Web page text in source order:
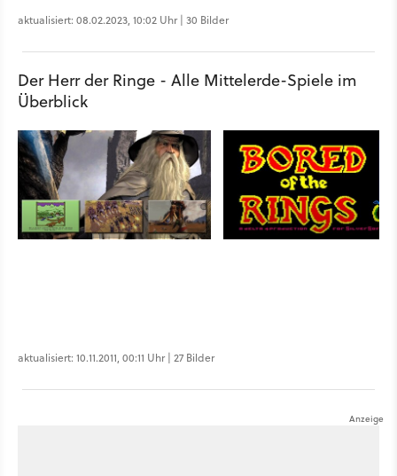
aktualisiert: 08.02.2023, 10:02 Uhr | 30 Bilder
Der Herr der Ringe - Alle Mittelerde-Spiele im
Überblick
aktualisiert: 10.11.2011, 00:11 Uhr | 27 Bilder